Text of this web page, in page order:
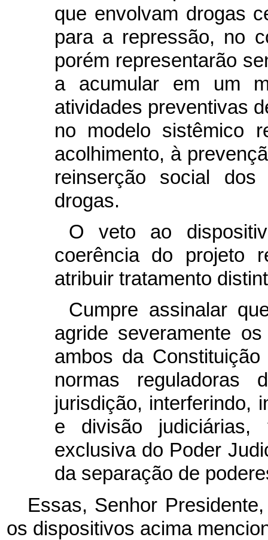
que envolvam drogas
para a repressão, no
porém representarão
a acumular em um
atividades preventivas
no modelo sistêmico
acolhimento, à
reinserção social
drogas.
O veto ao
coerência do projeto
atribuir tratamento
Cumpre assinalar
agride severamente
ambos da
normas reguladoras
jurisdição, interferindo,
e divisão judiciárias,
exclusiva do Poder
da separação de
Essas, Senhor
os dispositivos acima